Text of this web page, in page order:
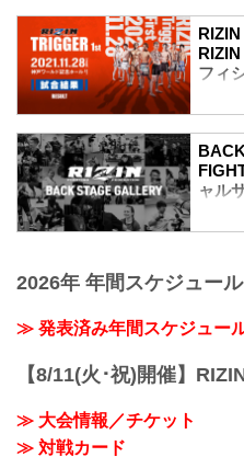
フィ
第14
RIZIN
（
2R 1
RIZIN
3R 判
第12
ャル
イジ
いき
2026年 年間スケジュール
≫ 発表済み年間スケジュー
【8/11(火･祝)開催】
≫ 大会情報／チケット
≫ 対戦カード